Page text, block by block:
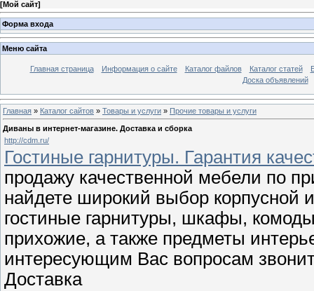
[Мой сайт]
Форма входа
Меню сайта
Главная страница Информация о сайте Каталог файлов Каталог статей
Доска объявлений
Главная » Каталог сайтов » Товары и услуги » Прочие товары и услуги
Диваны в интернет-магазине. Доставка и сборка
http://cdm.ru/
Гостиные гарнитуры. Гарантия
продажу качественной мебели по
найдете широкий выбор корпусной
гостиные гарнитуры, шкафы,
прихожие, а также предметы
интересующим Вас вопросам
Доставка